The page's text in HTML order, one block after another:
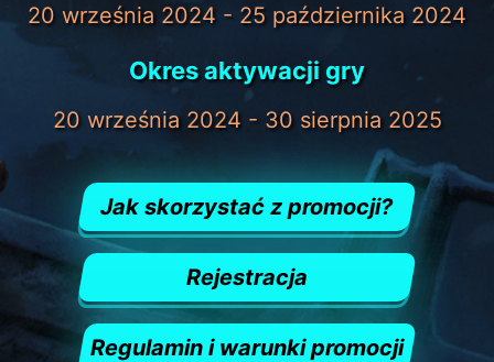
20 września 2024 - 25 października 2024
Okres aktywacji gry
20 września 2024 - 30 sierpnia 2025
Jak skorzystać z promocji?
Rejestracja
Regulamin i warunki promocji